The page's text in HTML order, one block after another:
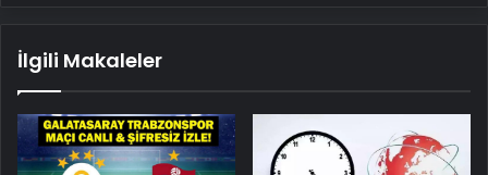
İlgili Makaleler